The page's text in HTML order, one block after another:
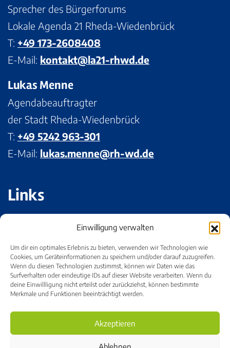
Einwilligung verwalten
Um dir ein optimales Erlebnis zu bieten, verwenden wir Technologien wie
Cookies, um Geräteinformationen zu speichern und/oder darauf zuzugreifen.
Wenn du diesen Technologien zustimmst, können wir Daten wie das
Surfverhalten oder eindeutige IDs auf dieser Website verarbeiten. Wenn du
deine Einwillligung nicht erteilst oder zurückziehst, können bestimmte
Merkmale und Funktionen beeinträchtigt werden.
Akzeptieren
Sprecher des Bürgerforums
Lokale Agenda 21 Rheda-Wiedenbrück
T: +49 173-2608408
E-Mail: kontakt@la21-rhwd.de
Lukas Menne
Agendabeauftragter
der Stadt Rheda-Wiedenbrück
T: +49 5242 963-301
E-Mail: lukas.menne@rh-wd.de
Links
Bildnachweise
Cookie-Einstellungen